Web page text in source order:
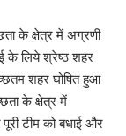
के क्षेत्र में अग्रणी
के लिये श्रेष्ठ शहर
शहर घोषित हुआ
के क्षेत्र में
टीम को बधाई और